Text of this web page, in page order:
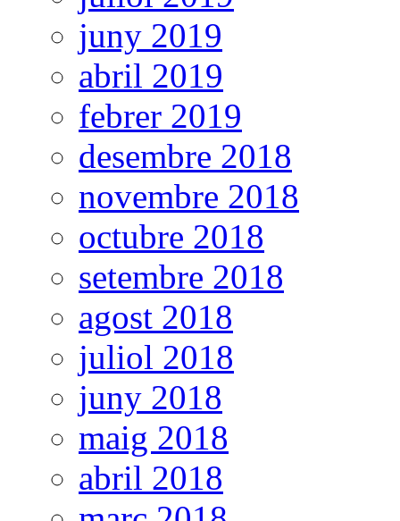
juny 2019
abril 2019
febrer 2019
desembre 2018
novembre 2018
octubre 2018
setembre 2018
agost 2018
juliol 2018
juny 2018
maig 2018
abril 2018